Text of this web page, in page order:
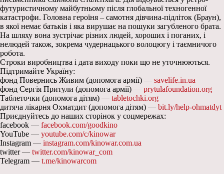
футуристичному майбутньому після глобальної техногенної
катастрофи. Головна героїня – самотня дівчина-підліток (Браун),
в якої немає батьків і яка вирушає на пошуки загубленого брата.
На шляху вона зустрічає різних людей, хороших і поганих, і
нелюдей також, зокрема чудернацького волоцюгу і таємничого
робота.
Строки виробництва і дата виходу поки що не уточнюються.
Підтримайте Україну:
фонд Повернись Живим (допомога армії) — savelife.in.ua
фонд Сергія Притули (допомога армії) — prytulafoundation.org
Таблеточки (допомога дітям) — tabletochki.org
дитяча лікарня Охматдит (допомога дітям) — bit.ly/help-ohmatdyt
Приєднуйтесь до наших сторінок у соцмережах:
facebook — facebook.com/goodkino
YouTube — youtube.com/c/kinowar
Instagram — instagram.com/kinowar.com.ua
twitter — twitter.com/kinowar_com
Telegram — t.me/kinowarcom